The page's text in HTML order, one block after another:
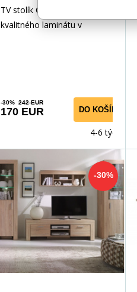
TV stolík Cezar je vyrobený z
kvalitného laminátu v
-30% 242 EUR
170 EUR DO KOŠÍKA
4-6 týdnů
-30%